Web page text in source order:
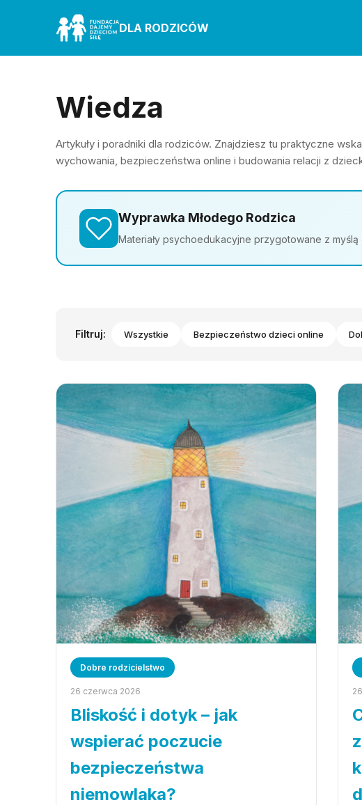
DLA RODZICÓW
Wiedza
Artykuły i poradniki dla rodziców. Znajdziesz tu praktyczne
wychowania, bezpieczeństwa online i budowania relacji z
Wyprawka Młodego Rodzica
Materiały psychoedukacyjne przygotowane z
Filtruj: Wszystkie Bezpieczeństwo dzieci online
Dobre rodzicielstwo
26 czerwca 2026
Bliskość i dotyk – jak
wspierać poczucie
bezpieczeństwa
niemowlaka?